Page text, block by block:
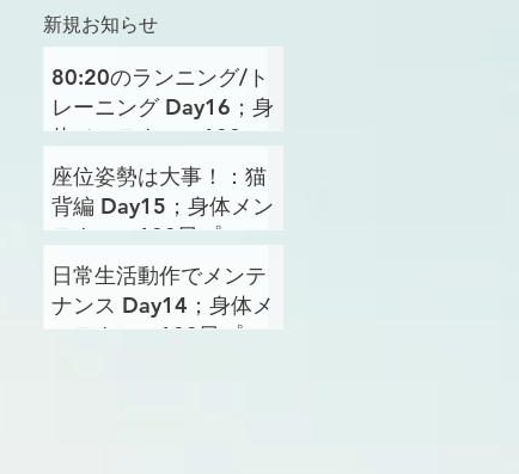
新規お知らせ
80:20のランニング/ト
レーニング Day16；身
体メンテナンス100日
プロジェクト
座位姿勢は大事！：猫
背編 Day15；身体メン
テナンス100日プロジ
ェクト
日常生活動作でメンテ
ナンス Day14；身体メ
ンテナンス100日プロ